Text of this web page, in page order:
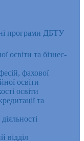
програми ДБТУ
освіти та бізнес-
фахової
освіти
освіти
та
відділ